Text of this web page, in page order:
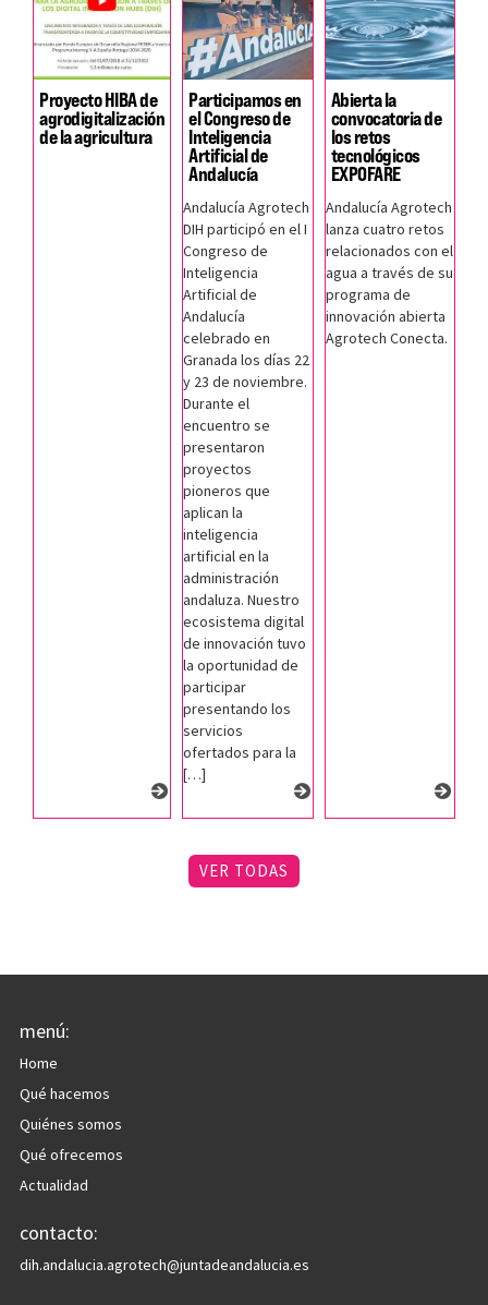
Proyecto HIBA de
agrodigitalización
de la agricultura
Participamos en
el Congreso de
Inteligencia
Artificial de
Andalucía
Andalucía Agrotech
DIH participó en el I
Congreso de
Inteligencia
Artificial de
Andalucía
celebrado en
Granada los días 22
y 23 de noviembre.
Durante el
encuentro se
presentaron
proyectos
pioneros que
aplican la
inteligencia
artificial en la
administración
andaluza. Nuestro
ecosistema digital
de innovación tuvo
la oportunidad de
participar
presentando los
servicios
ofertados para la
[…]
Abierta la
convocatoria de
los retos
tecnológicos
EXPOFARE
Andalucía Agrotech
lanza cuatro retos
relacionados con el
agua a través de su
programa de
innovación abierta
Agrotech Conecta.
VER TODAS
menú:
Home
Qué hacemos
Quiénes somos
Qué ofrecemos
Actualidad
contacto:
dih.andalucia.agrotech@juntadeandalucia.es